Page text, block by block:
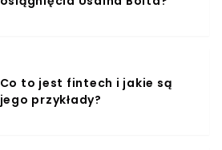
Co to jest fintech i jakie są
jego przykłady?